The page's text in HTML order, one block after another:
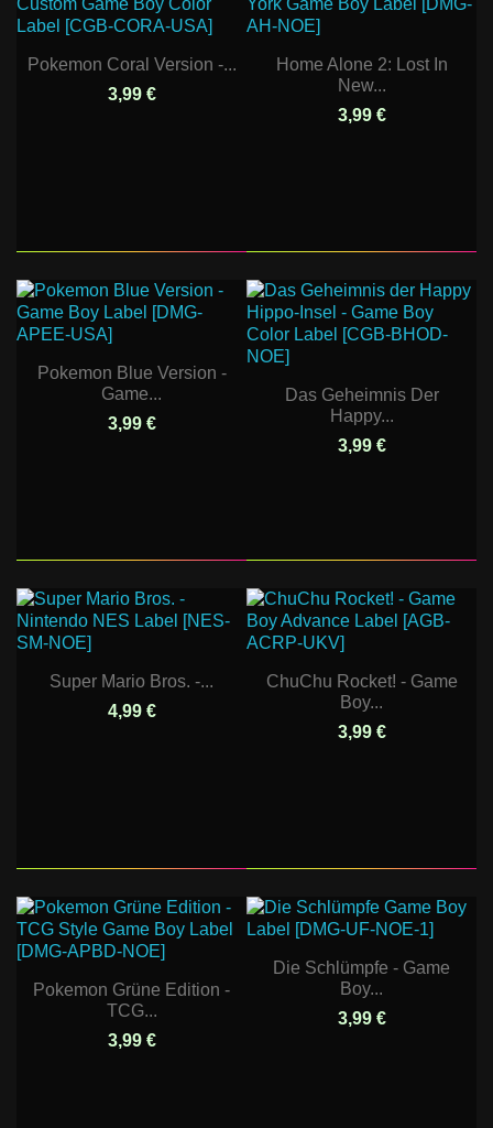
Pokemon Coral Version -...
3,99 €
Home Alone 2: Lost In
New...
3,99 €
Pokemon Blue Version -
Game...
3,99 €
Das Geheimnis Der
Happy...
3,99 €
Super Mario Bros. -...
4,99 €
ChuChu Rocket! - Game
Boy...
3,99 €
Pokemon Grüne Edition -
TCG...
3,99 €
Die Schlümpfe - Game
Boy...
3,99 €